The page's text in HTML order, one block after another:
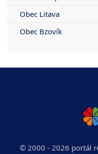
Obec Litava
Obec Bzovík
© 2000 - 2026 portál